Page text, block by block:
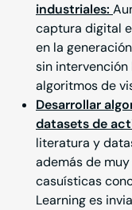
industriales:
captura digital
en la
sin intervención
algoritmos de
Desarrollar
datasets de
literatura y
además de
casuísticas
Learning es